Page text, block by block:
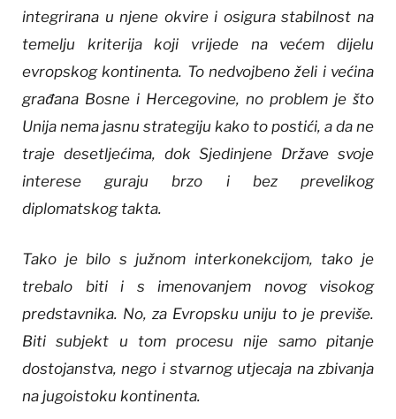
integrirana u njene okvire i osigura stabilnost na
temelju kriterija koji vrijede na većem dijelu
evropskog kontinenta. To nedvojbeno želi i većina
građana Bosne i Hercegovine, no problem je što
Unija nema jasnu strategiju kako to postići, a da ne
traje desetljećima, dok Sjedinjene Države svoje
interese guraju brzo i bez prevelikog
diplomatskog takta.
Tako je bilo s južnom interkonekcijom, tako je
trebalo biti i s imenovanjem novog visokog
predstavnika. No, za Evropsku uniju to je previše.
Biti subjekt u tom procesu nije samo pitanje
dostojanstva, nego i stvarnog utjecaja na zbivanja
na jugoistoku kontinenta.